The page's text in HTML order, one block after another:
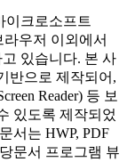
이크로소프트
우저 이외에서
있습니다. 본 사
반으로 제작되어,
Reader) 등 보
있도록 제작되었
서는 HWP, PDF
문서 프로그램 뷰